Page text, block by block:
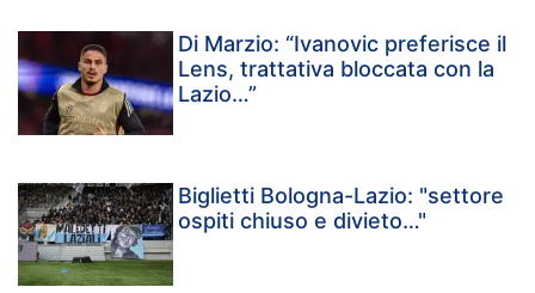
Di Marzio: “Ivanovic preferisce il
Lens, trattativa bloccata con la
Lazio…”
Biglietti Bologna-Lazio: "settore
ospiti chiuso e divieto…"